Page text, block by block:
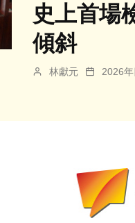
史上首場
傾斜
林獻元 2026